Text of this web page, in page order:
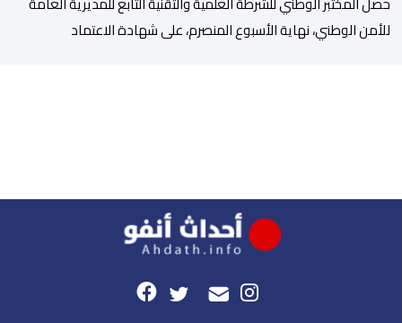
للأمن الوطني، نهاية الأسبوع المنصرم، على شهادة الاعتماد